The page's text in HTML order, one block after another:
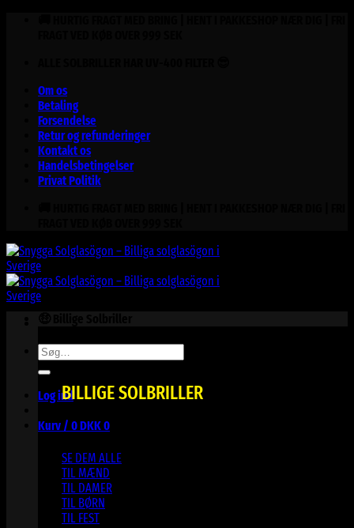
Om os
Betaling
Forsendelse
Retur og refunderinger
Kontakt os
Handelsbetingelser
Privat Politik
Søg
efter:
Log ind
Kurv / 0DKK0
Ingen varer i kurven.
BILLIGE SOLBRILLER
SE DEM ALLE
TIL MÆND
TIL DAMER
TIL BØRN
TIL FEST